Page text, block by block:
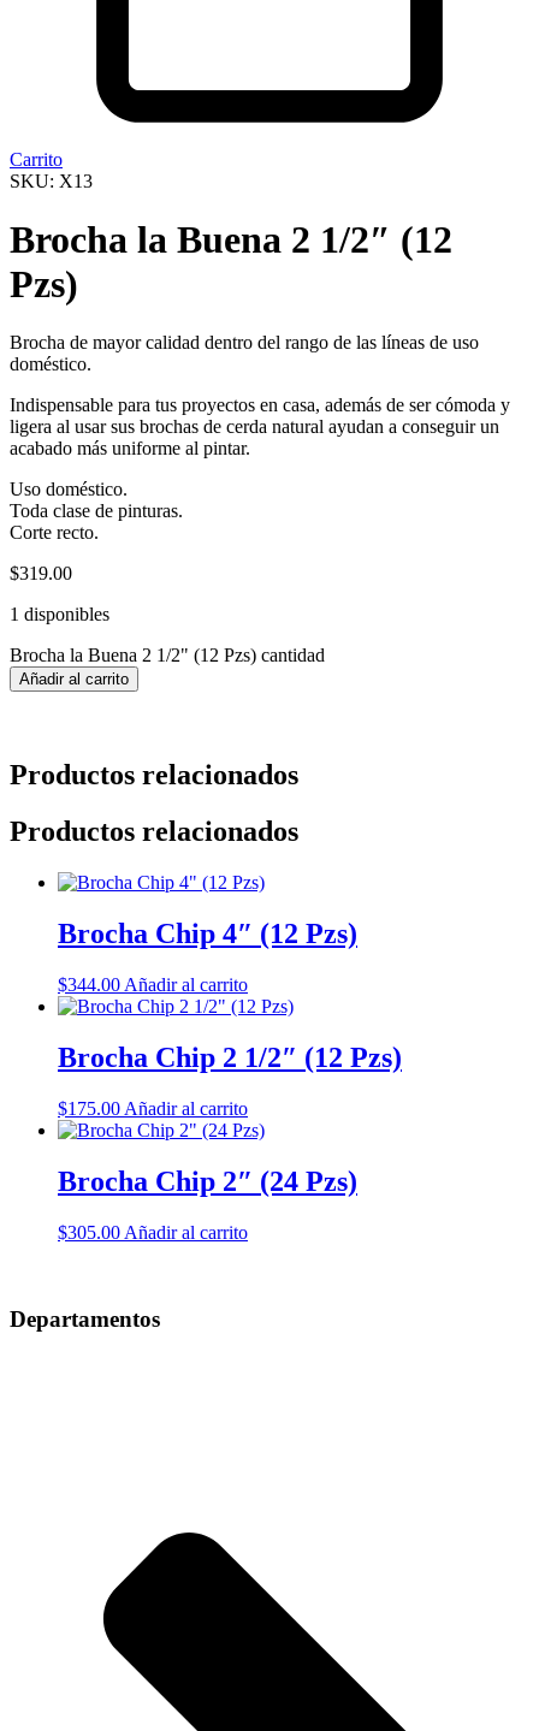
Carrito
SKU: X13
Brocha la Buena 2 1/2″ (12
Pzs)
Brocha de mayor calidad dentro del rango de las líneas de uso
doméstico.
Indispensable para tus proyectos en casa, además de ser cómoda y
ligera al usar sus brochas de cerda natural ayudan a conseguir un
acabado más uniforme al pintar.
Uso doméstico.
Toda clase de pinturas.
Corte recto.
$319.00
1 disponibles
Brocha la Buena 2 1/2" (12 Pzs) cantidad
Añadir al carrito
Productos relacionados
Productos relacionados
Brocha Chip 4″ (12 Pzs)
$344.00 Añadir al carrito
Brocha Chip 2 1/2″ (12 Pzs)
$175.00 Añadir al carrito
Brocha Chip 2″ (24 Pzs)
$305.00 Añadir al carrito
Departamentos